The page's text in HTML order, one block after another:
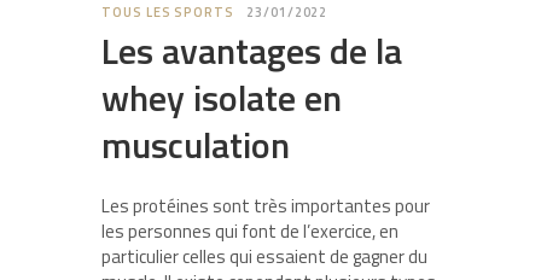
TOUS LES SPORTS 23/01/2022
Les avantages de la
whey isolate en
musculation
Les protéines sont très importantes pour
les personnes qui font de l’exercice, en
particulier celles qui essaient de gagner du